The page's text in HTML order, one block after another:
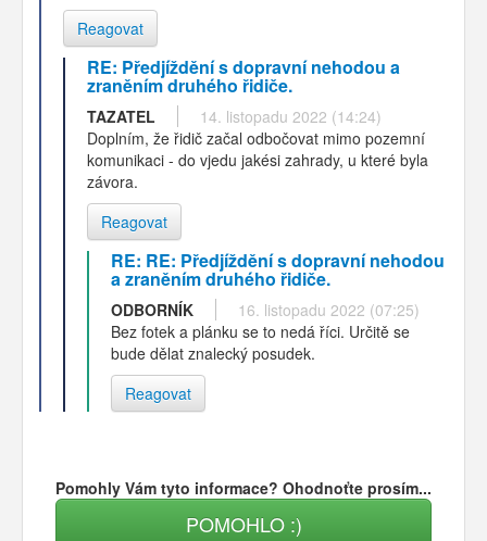
Reagovat
RE: Předjíždění s dopravní nehodou a
zraněním druhého řidiče.
TAZATEL
14. listopadu 2022 (14:24)
Doplním, že řidič začal odbočovat mimo pozemní
komunikaci - do vjedu jakési zahrady, u které byla
závora.
Reagovat
RE: RE: Předjíždění s dopravní nehodou
a zraněním druhého řidiče.
ODBORNÍK
16. listopadu 2022 (07:25)
Bez fotek a plánku se to nedá říci. Určitě se
bude dělat znalecký posudek.
Reagovat
Pomohly Vám tyto informace? Ohodnoťte prosím...
POMOHLO :)